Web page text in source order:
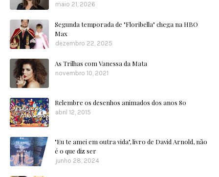
maio 21, 2026
Segunda temporada de "Floribella" chega na HBO
Max
dezembro 22, 2025
As Trilhas com Vanessa da Mata
novembro 10, 2021
Relembre os desenhos animados dos anos 80
abril 12, 2015
"Eu te amei em outra vida", livro de David Arnold, não
é o que diz ser
junho 28, 2024